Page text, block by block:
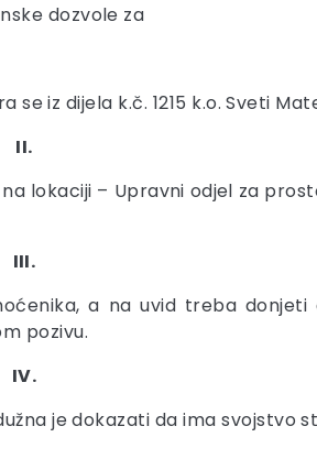
dozvole za
iz dijela k.č. 1215 k.o. Sveti
II.
na lokaciji – Upravni odjel za
III.
a na uvid treba
pozivu.
IV.
je dokazati da ima svojstvo